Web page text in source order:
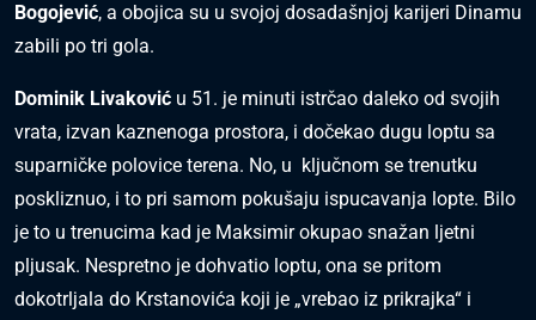
Bogojević, a obojica su u svojoj dosadašnjoj karijeri Dinamu
zabili po tri gola.
Dominik Livaković u 51. je minuti istrčao daleko od svojih
vrata, izvan kaznenoga prostora, i dočekao dugu loptu sa
suparničke polovice terena. No, u ključnom se trenutku
poskliznuo, i to pri samom pokušaju ispucavanja lopte. Bilo
je to u trenucima kad je Maksimir okupao snažan ljetni
pljusak. Nespretno je dohvatio loptu, ona se pritom
dokotrljala do Krstanovića koji je „vrebao iz prikrajka“ i